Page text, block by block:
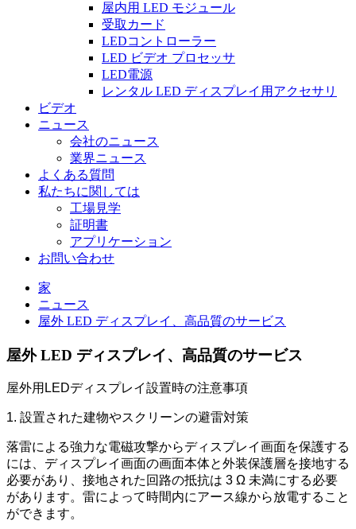
屋内用 LED モジュール
受取カード
LEDコントローラー
LED ビデオ プロセッサ
LED電源
レンタル LED ディスプレイ用アクセサリ
ビデオ
ニュース
会社のニュース
業界ニュース
よくある質問
私たちに関しては
工場見学
証明書
アプリケーション
お問い合わせ
家
ニュース
屋外 LED ディスプレイ、高品質のサービス
屋外 LED ディスプレイ、高品質のサービス
屋外用LEDディスプレイ設置時の注意事項
1. 設置された建物やスクリーンの避雷対策
落雷による強力な電磁攻撃からディスプレイ画面を保護する
には、ディスプレイ画面の画面本体と外装保護層を接地する
必要があり、接地された回路の抵抗は 3 Ω 未満にする必要
があります。雷によって時間内にアース線から放電すること
ができます。